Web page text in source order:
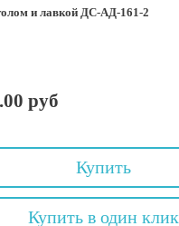
и лавкой ДС-АД-161-2
руб
Купить
Купить в один клик